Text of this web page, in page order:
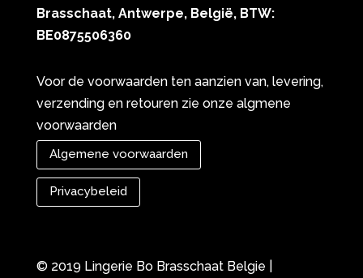
Brasschaat, Antwerpe, België, BTW:
BE0875506360
Voor de voorwaarden ten aanzien van, levering,
verzending en retouren zie onze algmene
voorwaarden
Algemene voorwaarden
Privacybeleid
© 2019 Lingerie Bo Brasschaat Belgie |